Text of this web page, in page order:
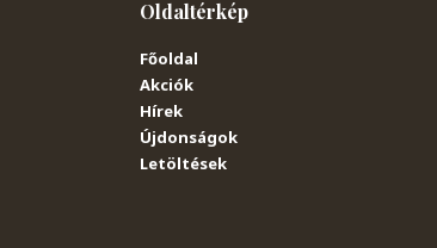
Oldaltérkép
Főoldal
Akciók
Hírek
Újdonságok
Letöltések